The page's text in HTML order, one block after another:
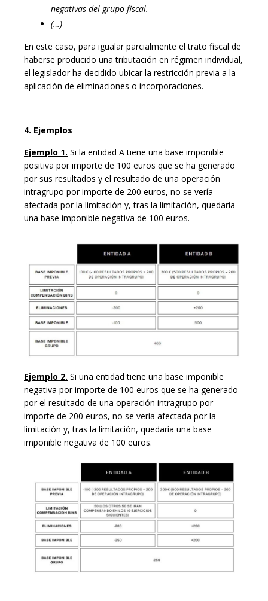
negativas del grupo fiscal.
(…)
En este caso, para igualar parcialmente el trato fiscal de
haberse producido una tributación en régimen individual,
el legislador ha decidido ubicar la restricción previa a la
aplicación de eliminaciones o incorporaciones.
4. Ejemplos
Ejemplo 1. Si la entidad A tiene una base imponible
positiva por importe de 100 euros que se ha generado
por sus resultados y el resultado de una operación
intragrupo por importe de 200 euros, no se vería
afectada por la limitación y, tras la limitación, quedaría
una base imponible negativa de 100 euros.
Ejemplo 2. Si una entidad tiene una base imponible
negativa por importe de 100 euros que se ha generado
por el resultado de una operación intragrupo por
importe de 200 euros, no se vería afectada por la
limitación y, tras la limitación, quedaría una base
imponible negativa de 100 euros.